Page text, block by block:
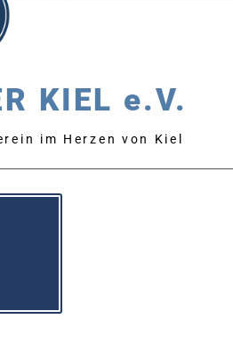
KIEL e.V.
im Herzen von Kiel